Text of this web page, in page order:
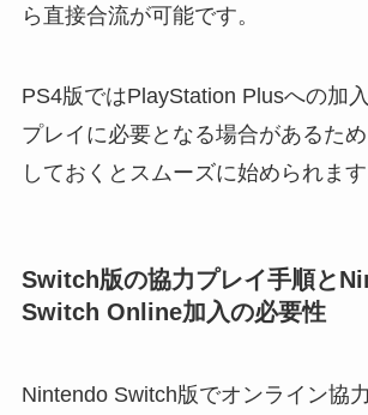
ら直接合流が可能です。
PS4版ではPlayStation Plusへの加
プレイに必要となる場合があるた
しておくとスムーズに始められます
Switch版の協力プレイ手順と
Switch Online加入の必要性
Nintendo Switch版でオンライン協